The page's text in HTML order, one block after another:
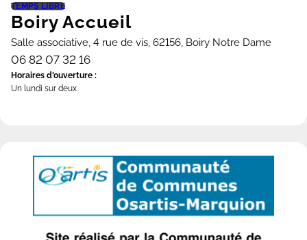
Boiry Accueil
Salle associative, 4 rue de vis, 62156, Boiry Notre Dame
06 82 07 32 16
Horaires d'ouverture :
Un lundi sur deux
TEMPS LIBRE